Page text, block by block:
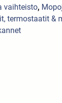
vaihteisto,
termostaatit &